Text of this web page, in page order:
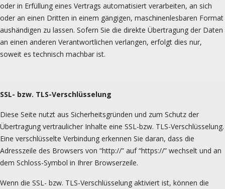
oder in Erfüllung eines Vertrags automatisiert verarbeiten, an sich
oder an einen Dritten in einem gängigen, maschinenlesbaren Format
aushändigen zu lassen. Sofern Sie die direkte Übertragung der Daten
an einen anderen Verantwortlichen verlangen, erfolgt dies nur,
soweit es technisch machbar ist.
SSL- bzw. TLS-Verschlüsselung
Diese Seite nutzt aus Sicherheitsgründen und zum Schutz der
Übertragung vertraulicher Inhalte eine SSL-bzw. TLS-Verschlüsselung.
Eine verschlüsselte Verbindung erkennen Sie daran, dass die
Adresszeile des Browsers von “http://” auf “https://” wechselt und an
dem Schloss-Symbol in Ihrer Browserzeile.
Wenn die SSL- bzw. TLS-Verschlüsselung aktiviert ist, können die